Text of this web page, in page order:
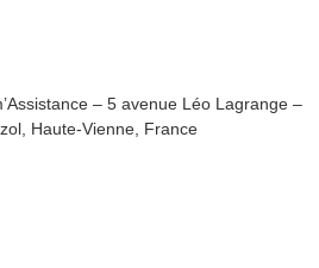
– 5 avenue Léo Lagrange –
Haute-Vienne, France